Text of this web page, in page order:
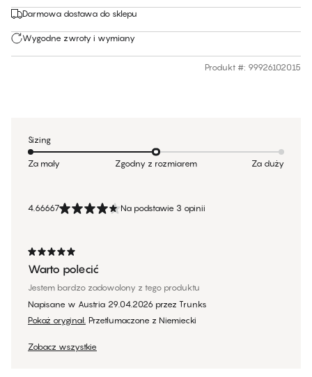
Darmowa dostawa do sklepu
Wygodne zwroty i wymiany
Produkt #: 99926102015
4.66667 Na podstawie 3 opinii
Warto polecić
Jestem bardzo zadowolony z tego produktu
Napisane w Austria 29.04.2026 przez Trunks
Pokaż oryginał. Przetłumaczone z Niemiecki
Zobacz wszystkie
Sizing
Za mały Zgodny z rozmiarem Za duży